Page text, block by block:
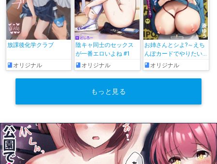
放課後化学クラブ
オリジナル
陰キャ同士のセックス
が一番エロいよね #1
オリジナル
お姉さんとシよ?～えち
んぽカードでやりたい
放題～
オリジナル
もっと見る